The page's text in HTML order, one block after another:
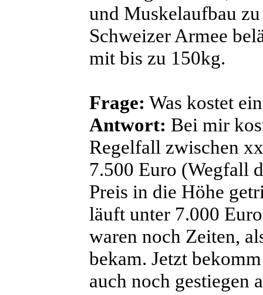
und Muskelaufbau
Schweizer Armee
mit bis zu 150kg.
Frage: Was kostet
Antwort: Bei mir
Regelfall zwischen
7.500 Euro (Wegfall
Preis in die Höhe
läuft unter 7.000
waren noch Zeiten,
bekam. Jetzt
auch noch gestiegen